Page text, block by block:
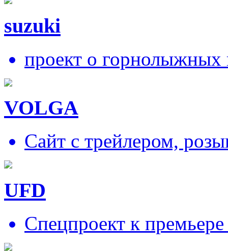
suzuki
проект о горнолыжных
VOLGA
Сайт с трейлером,
UFD
Спецпроект к